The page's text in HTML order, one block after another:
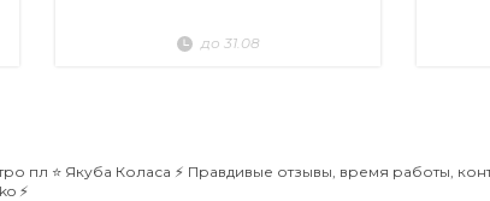
до 31.08
пл ⭐️ Якуба Коласа ⚡️ Правдивые отзывы, время работы,
⚡️